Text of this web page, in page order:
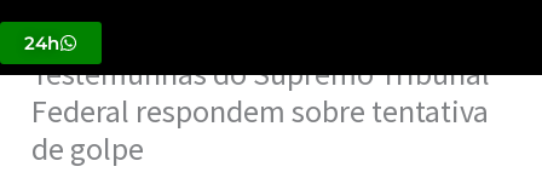
24h
Testemunhas do Supremo Tribunal
Federal respondem sobre tentativa
de golpe